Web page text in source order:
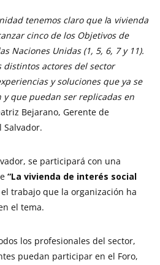
tenemos claro que la vivienda
cinco de los Objetivos de
Naciones Unidas (1, 5, 6, 7 y 11).
distintos actores del sector
y soluciones que ya se
que puedan ser replicadas en
Bejarano, Gerente de
Salvador.
se participará con una
“La vivienda de interés social
trabajo que la organización ha
el tema.
los profesionales del sector,
puedan participar en el Foro,